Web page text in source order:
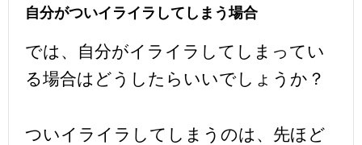
自分がついイライラしてしまう場合
では、自分がイライラしてしまってい
る場合はどうしたらいいでしょうか？
ついイライラしてしまうのは、先ほど